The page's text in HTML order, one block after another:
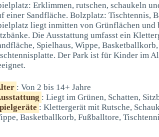
Erklimmen, rutschen, schaukeln
einer Sandfläche. Bolzplatz: Tischtennis,
liegt inmitten von Grünflächen und
Die Ausstattung umfasst ein
Spielhaus, Wippe,
Der Park ist für Kinder im
: Von 2 bis 14+ Jahre
: Liegt im Grünen, Schatten,
: Klettergerät mit Rutsche,
Basketballkorb, Fußballtore,